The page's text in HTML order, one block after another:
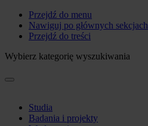
Przejdź do menu
Nawiguj po głównych sekcjach
Przejdź do treści
Wybierz kategorię wyszukiwania
Studia
Badania i projekty